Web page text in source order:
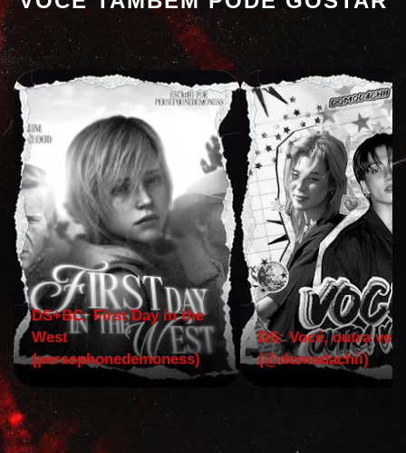
DS+BC: First Day in the
West
(persephonedemoness)
DS: Você, outra vez!
(@domodachii)